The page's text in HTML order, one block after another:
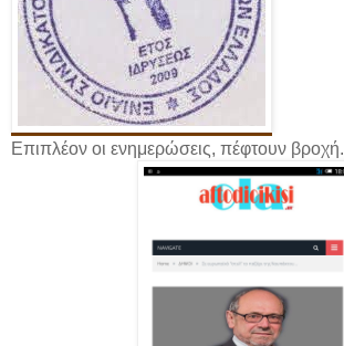
Επιπλέον οι ενημερώσεις, πέφτουν βροχή.